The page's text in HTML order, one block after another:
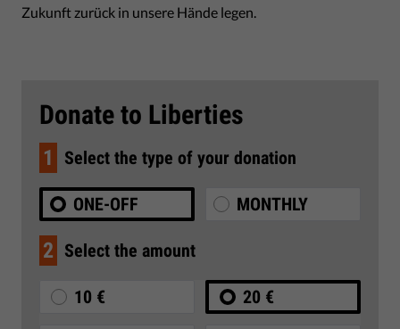
Zukunft zurück in unsere Hände legen.
Donate to Liberties
1 Select the type of your donation
ONE-OFF MONTHLY
2 Select the amount
10 € 20 €